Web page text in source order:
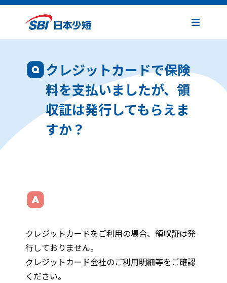
クレジットカードで保険
料を支払いましたが、領
収証は発行してもらえま
すか？
クレジットカードをご利用の場合、領収証は発
行しておりません。
クレジットカード会社のご利用明細等をご確認
ください。